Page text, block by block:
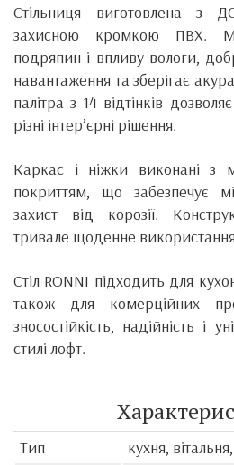
Стільниця виготовлена з
захисною кромкою ПВХ.
подряпин і впливу вологи,
навантаження та зберігає
палітра з 14 відтінків
різні інтер’єрні рішення.
Каркас і ніжки виконані з
покриттям, що забезпечує
захист від корозії.
тривале щоденне
Стіл RONNI підходить для
також для комерційних
зносостійкість, надійність і
стилі лофт.
Тип
кухня,